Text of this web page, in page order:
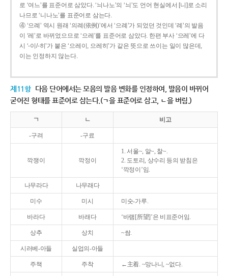
로 ‘여느’를 표준어로 삼았다. ‘늬나노’의 ‘늬’도 언어 현실에서 [니]로 소리
나므로 ‘니나노’를 표준어로 삼는다.
④ ‘으례’ 역시 원래 ‘의례(依例)’에서 ‘으례’가 되었던 것인데 ‘례’의 발음
이 ‘레’로 바뀌었으므로 ‘으레’를 표준어로 삼았다. 한편 부사 ‘으레’에 다
시 ‘-이/-히’가 붙은 ‘으레이, 으레히’가 같은 뜻으로 쓰이는 일이 많은데,
이는 인정하지 않는다.
제11항 다음 단어에서는 모음의 발음 변화를 인정하여, 발음이 바뀌어
굳어진 형태를 표준어로 삼는다.(ㄱ을 표준어로 삼고, ㄴ을 버림.)
ㄱ ㄴ 비고
-구려 -구료
깍쟁이 깍정이
1. 서울~, 알~, 찰~.
2. 도토리, 상수리 등의 받침은
‘깍정이’임.
나무라다 나무래다
미수 미시 미숫-가루.
바라다 바래다 ‘바램[所望]’은 비표준어임.
상추 상치 ~쌈.
시러베-아들 실업의-아들
주책 주착 ←主着. ~망나니, ~없다.